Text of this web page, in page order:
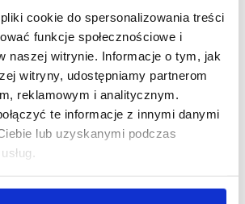
cookie do spersonalizowania treści
funkcje społecznościowe i
naszej witrynie. Informacje o tym, jak
witryny, udostępniamy partnerom
reklamowym i analitycznym.
te informacje z innymi danymi
lub uzyskanymi podczas
– firma konsekwentnie rozwija
Bartoszycki to tylko jeden z wielu
mają na celu wzbogacenie
w Polsce.